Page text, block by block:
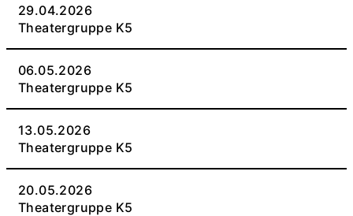
29.04.2026
Theatergruppe K5
06.05.2026
Theatergruppe K5
13.05.2026
Theatergruppe K5
20.05.2026
Theatergruppe K5